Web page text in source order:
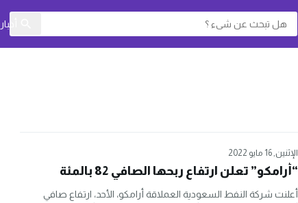
الإثنين, 16 مايو 2022
“أرامكو” تعلن ارتفاع ربحها الصافي 82 بالمئة
أعلنت شركة النفط السعودية العملاقة أرامكو، الأحد، ارتفاع صافي